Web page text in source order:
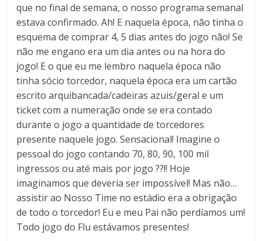
que no final de semana, o nosso programa semanal
estava confirmado. Ah! E naquela época, não tinha o
esquema de comprar 4, 5 dias antes do jogo não! Se
não me engano era um dia antes ou na hora do
jogo! E o que eu me lembro naquela época não
tinha sócio torcedor, naquela época era um cartão
escrito arquibancada/cadeiras azuis/geral e um
ticket com a numeração onde se era contado
durante o jogo a quantidade de torcedores
presente naquele jogo. Sensacional! Imagine o
pessoal do jogo contando 70, 80, 90, 100 mil
ingressos ou até mais por jogo ??!! Hoje
imaginamos que deveria ser impossível! Mas não…
assistir ao Nosso Time no estádio era a obrigação
de todo o torcedor! Eu e meu Pai não perdíamos um!
Todo jogo do Flu estávamos presentes!